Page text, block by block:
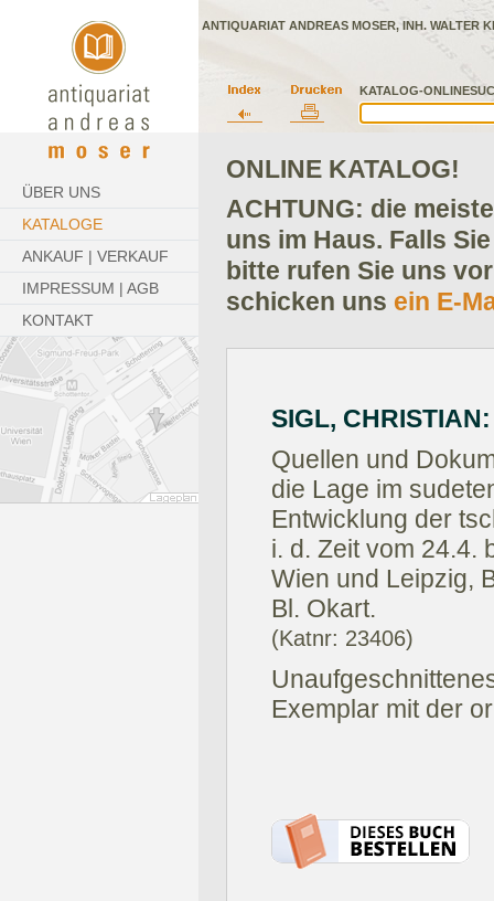
KATALOG-
ANTIQUARIAT ANDREAS MOSER, INH. WALTER
ÜBER UNS
KATALOGE
ANKAUF | VERKAUF
IMPRESSUM | AGB
KONTAKT
ONLINE KATALOG!
ACHTUNG: die
uns im Haus. Falls
bitte rufen Sie uns
schicken uns ein E-
SIGL, CHRISTIAN:
Quellen und
die Lage im
Entwicklung der
i. d. Zeit vom 24.4.
Wien und Leipzig,
Bl. Okart.
(Katnr: 23406)
Exemplar mit der